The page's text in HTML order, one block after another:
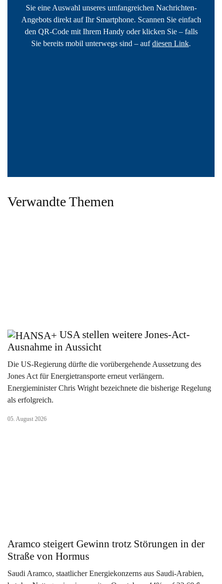
Sie eine Auswahl unseres umfangreichen Nachrichten-
Angebots direkt auf Ihr Smartphone. Scannen Sie einfach
den QR-Code mit Ihrem Handy oder klicken Sie – falls
Sie bereits mobil unterwegs sind – aufdiesen Link.
Verwandte Themen
USA stellen weitere Jones-Act-
Ausnahme in Aussicht
Die US-Regierung dürfte die vorübergehende Aussetzung des
Jones Act für Energietransporte erneut verlängern.
Energieminister Chris Wright bezeichnete die bisherige Regelung
als erfolgreich.
05. August 2026
Aramco steigert Gewinn trotz Störungen in der
Straße von Hormus
Saudi Aramco, staatlicher Energiekonzerns aus Saudi-Arabien,